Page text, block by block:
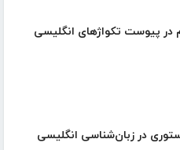
در پیوست تکواژهای انگلیسی
در زبان‌شناسی انگلیسی